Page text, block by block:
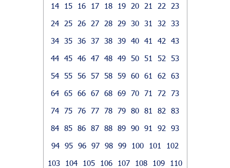
14
15 16 17 18 19 20 21 22
23
24
25 26 27 28 29 30 31 32
33
34 35 36 37 38 39 40 41 42
43
44 45 46 47 48 49 50 51 52
53
54 55 56 57 58 59 60 61 62
63
64 65 66 67 68 69 70 71 72
73
74 75 76 77 78 79 80 81 82
83
84 85 86 87 88 89 90 91 92
93
94 95 96 97 98 99 100 101
102
103
104 105 106 107 108 109
110